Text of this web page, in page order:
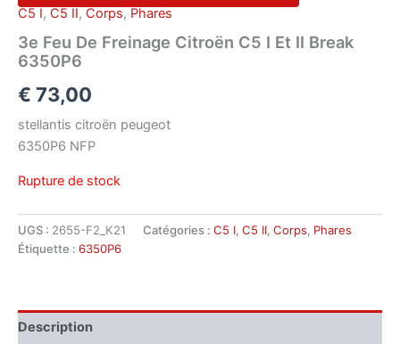
C5 I, C5 II, Corps, Phares
3e Feu De Freinage Citroën C5 I Et II Break
6350P6
€ 73,00
stellantis citroën peugeot
6350P6 NFP
Rupture de stock
UGS : 2655-F2_K21 Catégories : C5 I, C5 II, Corps, Phares
Étiquette : 6350P6
Description